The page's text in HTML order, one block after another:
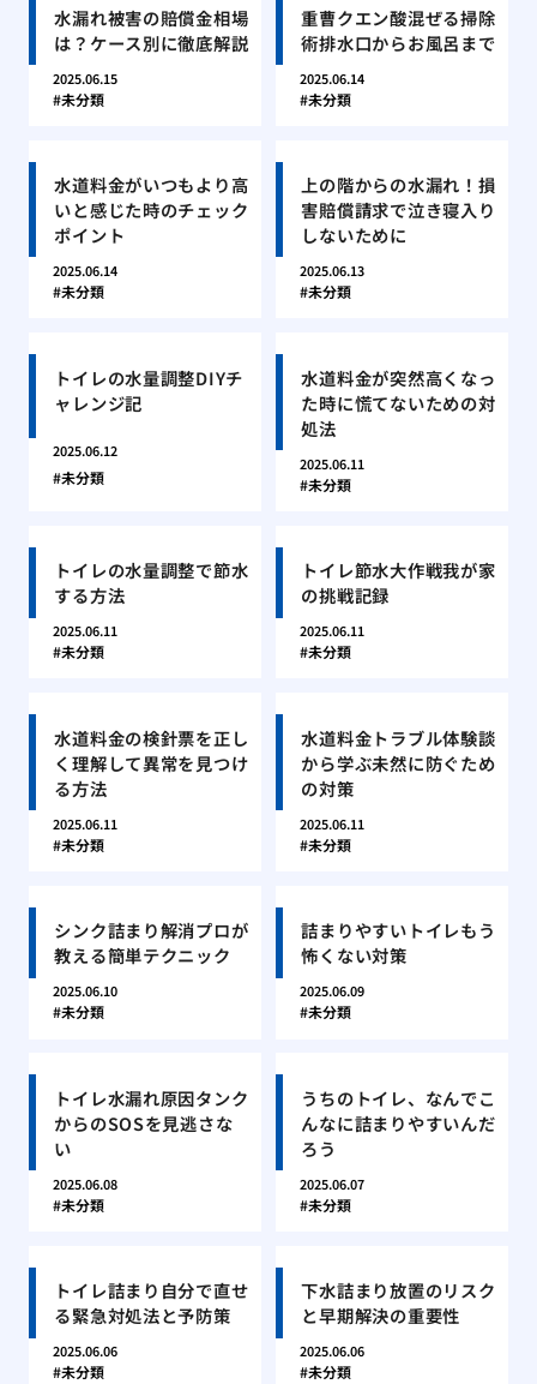
水漏れ被害の賠償金相場
は？ケース別に徹底解説
2025.06.15
未分類
重曹クエン酸混ぜる掃除
術排水口からお風呂まで
2025.06.14
未分類
水道料金がいつもより高
いと感じた時のチェック
ポイント
2025.06.14
未分類
上の階からの水漏れ！損
害賠償請求で泣き寝入り
しないために
2025.06.13
未分類
トイレの水量調整DIYチ
ャレンジ記
2025.06.12
未分類
水道料金が突然高くなっ
た時に慌てないための対
処法
2025.06.11
未分類
トイレの水量調整で節水
する方法
2025.06.11
未分類
トイレ節水大作戦我が家
の挑戦記録
2025.06.11
未分類
水道料金の検針票を正し
く理解して異常を見つけ
る方法
2025.06.11
未分類
水道料金トラブル体験談
から学ぶ未然に防ぐため
の対策
2025.06.11
未分類
シンク詰まり解消プロが
教える簡単テクニック
2025.06.10
未分類
詰まりやすいトイレもう
怖くない対策
2025.06.09
未分類
トイレ水漏れ原因タンク
からのSOSを見逃さな
い
2025.06.08
未分類
うちのトイレ、なんでこ
んなに詰まりやすいんだ
ろう
2025.06.07
未分類
トイレ詰まり自分で直せ
る緊急対処法と予防策
2025.06.06
未分類
下水詰まり放置のリスク
と早期解決の重要性
2025.06.06
未分類